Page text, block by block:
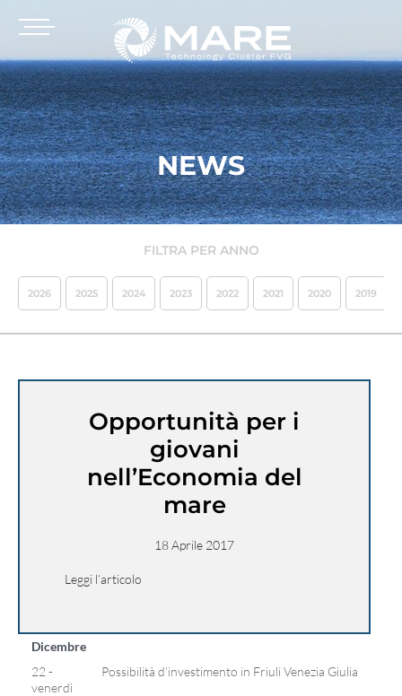
NEWS
FILTRA PER ANNO
2026 2025 2024 2023 2022 2021 2020 2019
Opportunità per i
giovani
nell’Economia del
mare
18 Aprile 2017
Leggi l’articolo
Dicembre
22 -
venerdì
Possibilità d’investimento in Friuli Venezia Giulia